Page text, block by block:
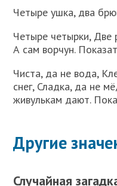
Четыре ушка, два
Четыре четырки, Две
А сам ворчун.
Чиста, да не вода,
снег, Сладка, да не
живулькам дают.
Другие
Случайная